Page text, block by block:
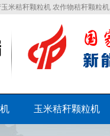
米秸秆颗粒机 农作物秸秆颗粒机
玉米秸秆颗粒机